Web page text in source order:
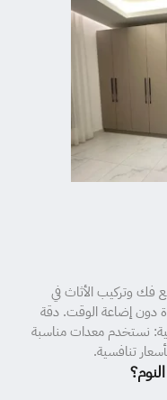
فك وتركيب الأثاث في
دون إضاعة الوقت. دقة
نستخدم معدات مناسبة
تنافسية.